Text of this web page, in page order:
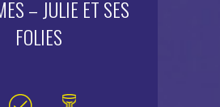
– JULIE ET SES
FOLIES